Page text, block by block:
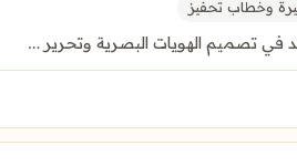
وخطاب تحفيز
تصميم الهويات البصرية وتحرير …